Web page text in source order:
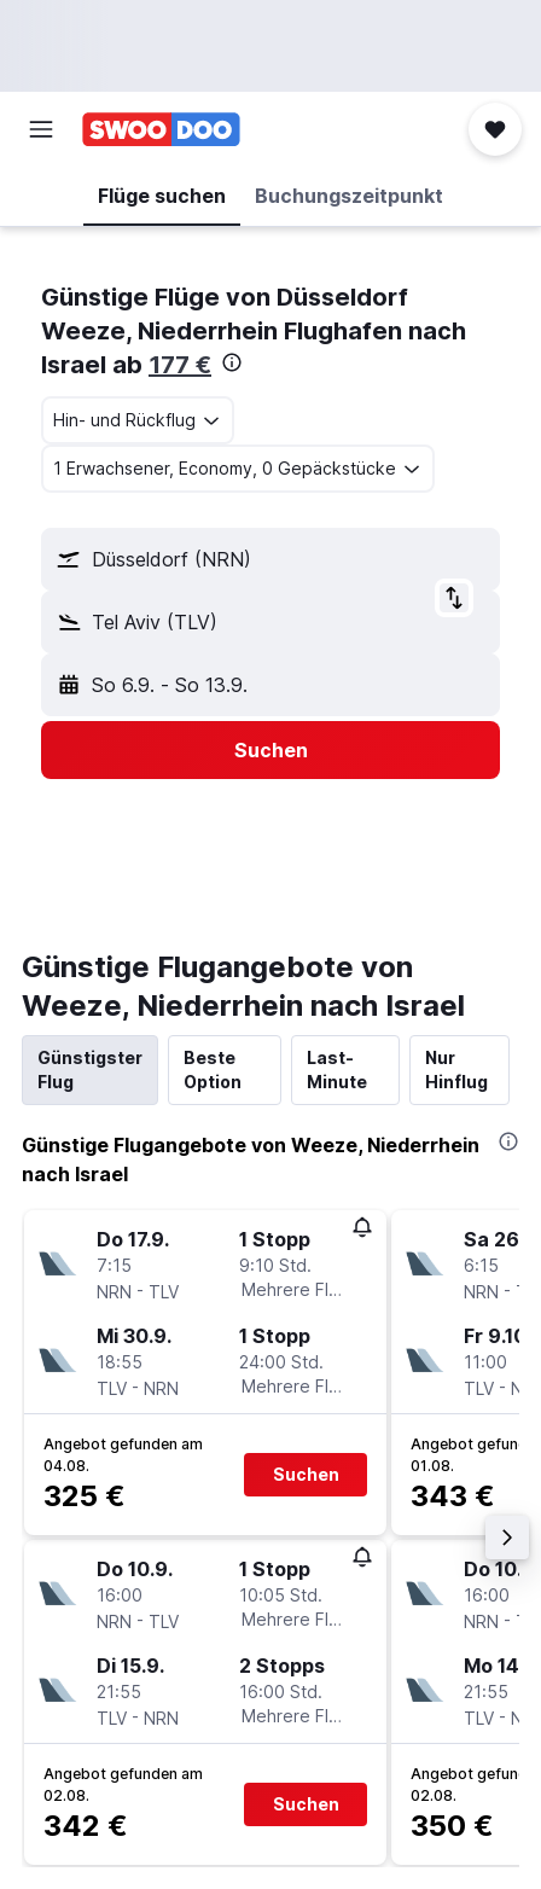
Flüge suchen Buchungszeitpunkt
Günstige Flüge von Düsseldorf
Weeze, Niederrhein Flughafen nach
Israel ab 177 €
Hin- und Rückflug
1 Erwachsener, Economy, 0 Gepäckstücke
Düsseldorf (NRN)
Tel Aviv (TLV)
So 6.9. - So 13.9.
Suchen
Günstige Flugangebote von
Weeze, Niederrhein nach Israel
Günstigster
Flug
Beste
Option
Last-
Minute
Nur
Hinflug
Günstige Flugangebote von Weeze, Niederrhein
nach Israel
Do 17.9.
7:15
NRN - TLV
1 Stopp
9:10 Std.
Mehrere Fluglinien
Mi 30.9.
18:55
TLV - NRN
1 Stopp
24:00 Std.
Mehrere Fluglinien
Angebot gefunden am
04.08.
325 €
Suchen
Do 10.9.
16:00
NRN - TLV
1 Stopp
10:05 Std.
Mehrere Fluglinien
Di 15.9.
21:55
TLV - NRN
2 Stopps
16:00 Std.
Mehrere Fluglinien
Angebot gefunden am
02.08.
342 €
Suchen
Sa 26.9.
6:15
NRN -
Fr 9.10.
11:00
TLV -
Angebot
01.08.
343 €
Do 10.9.
16:00
NRN -
Mo 14.9.
21:55
TLV -
Angebot
02.08.
350 €